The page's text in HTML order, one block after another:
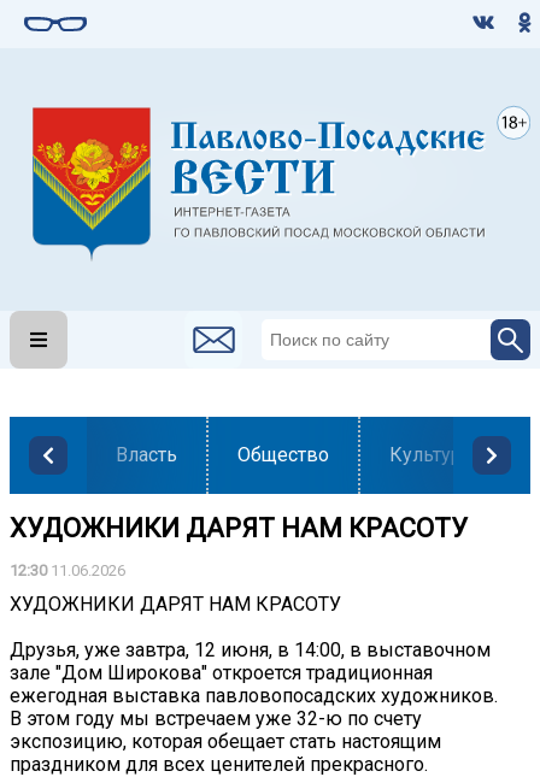
Власть Общество Культура
ХУДОЖНИКИ ДАРЯТ НАМ КРАСОТУ
12:3011.06.2026
ХУДОЖНИКИ ДАРЯТ НАМ КРАСОТУ
Друзья, уже завтра, 12 июня, в 14:00, в выставочном
зале "Дом Широкова" откроется традиционная
ежегодная выставка павловопосадских художников.
В этом году мы встречаем уже 32-ю по счету
экспозицию, которая обещает стать настоящим
праздником для всех ценителей прекрасного.